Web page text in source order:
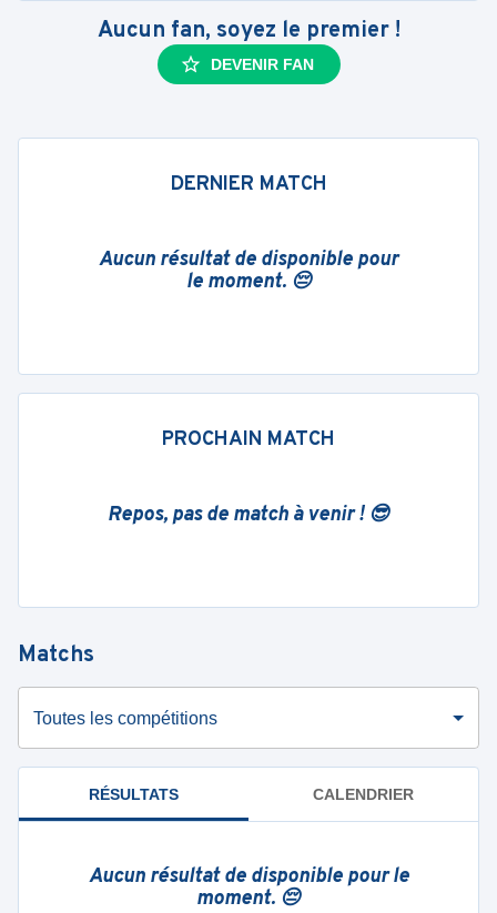
Aucun fan, soyez le premier !
DEVENIR FAN
DERNIER MATCH
Aucun résultat de disponible pour
le moment. 😔
PROCHAIN MATCH
Repos, pas de match à venir ! 😎
Matchs
Toutes les compétitions
RÉSULTATS CALENDRIER
Aucun résultat de disponible pour le
moment. 😔